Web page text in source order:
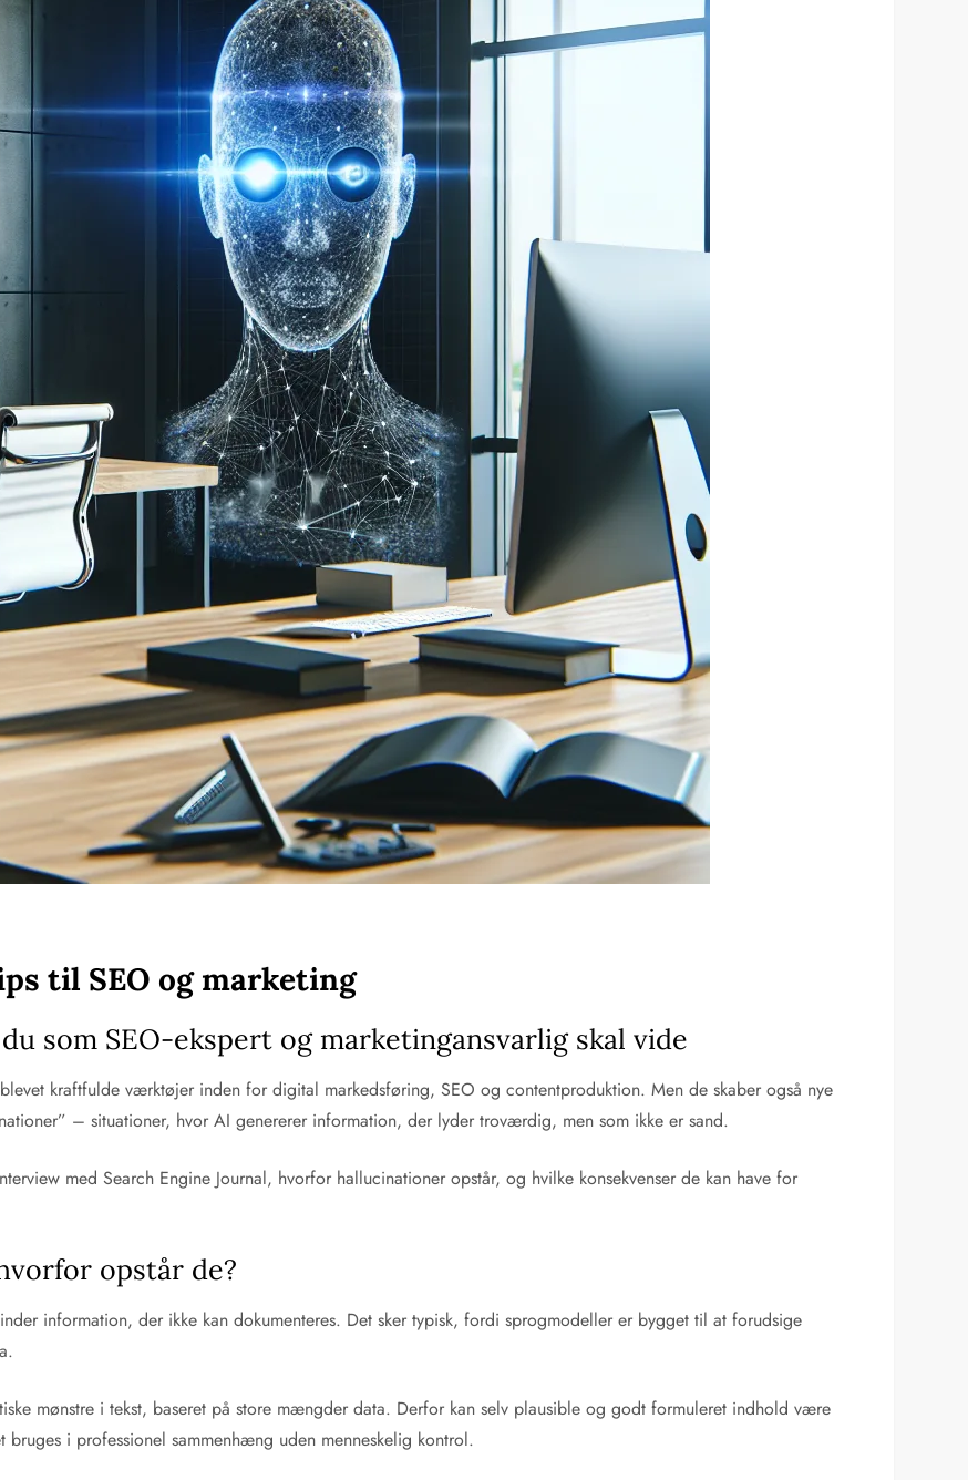
til SEO og marketing
som SEO-ekspert og marketingansvarlig skal vide
kraftfulde værktøjer inden for digital markedsføring, SEO og contentproduktion. Men de skaber også nye
– situationer, hvor AI genererer information, der lyder troværdig, men som ikke er sand.
med Search Engine Journal, hvorfor hallucinationer opstår, og hvilke konsekvenser de kan have for
opstår de?
information, der ikke kan dokumenteres. Det sker typisk, fordi sprogmodeller er bygget til at forudsige
mønstre i tekst, baseret på store mængder data. Derfor kan selv plausible og godt formuleret indhold være
i professionel sammenhæng uden menneskelig kontrol.